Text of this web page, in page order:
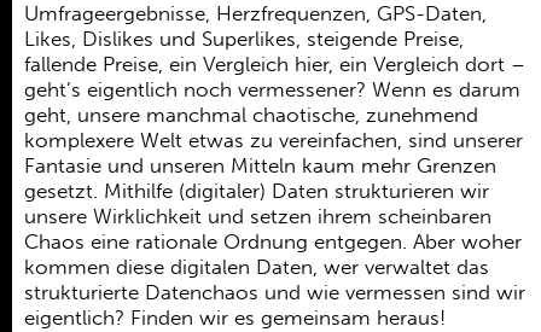
Förderer
Kontakt
Umfrageergebnisse, Herzfrequenzen, GPS-Daten,
Likes, Dislikes und Superlikes, steigende Preise,
fallende Preise, ein Vergleich hier, ein Vergleich dort –
geht’s eigentlich noch vermessener? Wenn es darum
geht, unsere manchmal chaotische, zunehmend
komplexere Welt etwas zu vereinfachen, sind unserer
Fantasie und unseren Mitteln kaum mehr Grenzen
gesetzt. Mithilfe (digitaler) Daten strukturieren wir
unsere Wirklichkeit und setzen ihrem scheinbaren
Chaos eine rationale Ordnung entgegen. Aber woher
kommen diese digitalen Daten, wer ver­waltet das
strukturierte Datenchaos und wie vermessen sind wir
eigentlich? Finden wir es gemeinsam heraus!